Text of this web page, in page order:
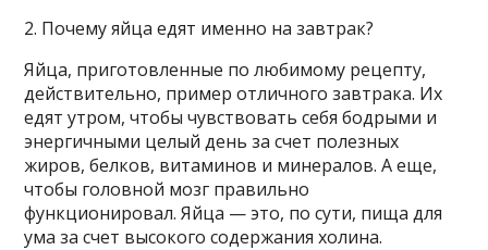
2. Почему яйца едят именно на завтрак?
Яйца, приготовленные по любимому рецепту,
действительно, пример отличного завтрака. Их
едят утром, чтобы чувствовать себя бодрыми и
энергичными целый день за счет полезных
жиров, белков, витаминов и минералов. А еще,
чтобы головной мозг правильно
функционировал. Яйца — это, по сути, пища для
ума за счет высокого содержания холина.